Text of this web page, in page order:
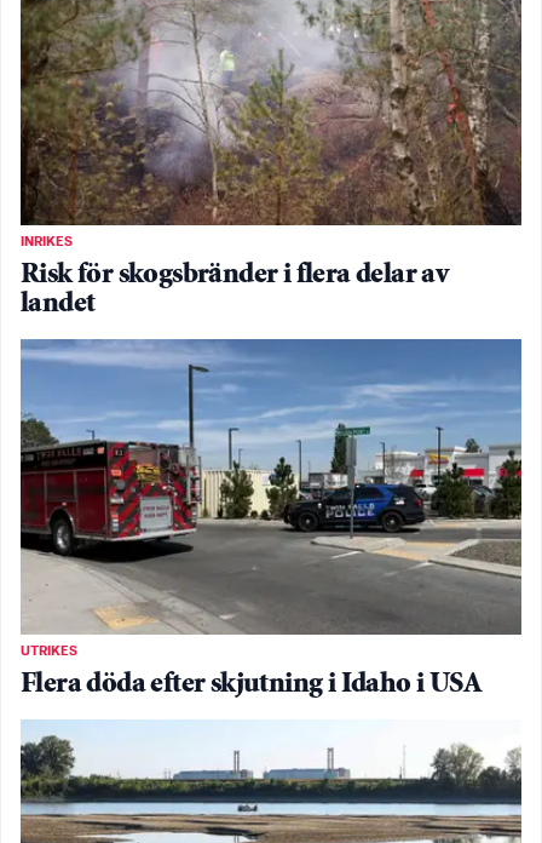
INRIKES
Risk för skogsbränder i flera delar av
landet
UTRIKES
Flera döda efter skjutning i Idaho i USA